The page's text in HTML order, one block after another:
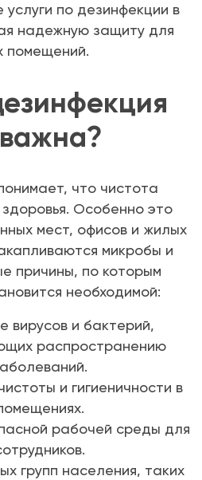
по дезинфекции в
надежную защиту для
помещений.
что чистота
здоровья. Особенно это
мест, офисов и жилых
микробы и
причины, по которым
необходимой:
вирусов и бактерий,
распространению
и гигиеничности в
рабочей среды для
групп населения, таких